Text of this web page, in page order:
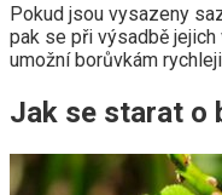
Pokud jsou vysazeny
pak se při výsadbě
umožní borůvkám
Jak se starat o